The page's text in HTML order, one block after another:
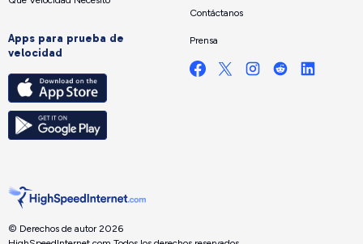
Apps para prueba de
velocidad
Contáctanos
Prensa
© Derechos de autor 2026